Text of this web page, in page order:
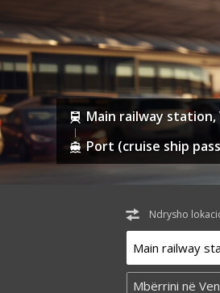
Main railway station,
Port (cruise ship
Ndrysho